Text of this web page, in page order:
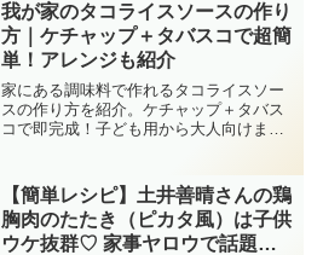
我が家のタコライスソースの作り
方｜ケチャップ＋タバスコで超簡
単！アレンジも紹介
家にある調味料で作れるタコライスソー
スの作り方を紹介。ケチャップ＋タバス
コで即完成！子ども用から大人向けまで
【簡単レシピ】土井善晴さんの鶏
胸肉のたたき（ピカタ風）は子供
ウケ抜群♡ 家事ヤロウで話題